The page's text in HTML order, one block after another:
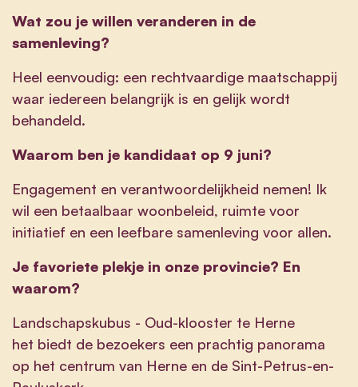
Wat zou je willen veranderen in de
samenleving?
Heel eenvoudig: een rechtvaardige maatschappij
waar iedereen belangrijk is en gelijk wordt
behandeld.
Waarom ben je kandidaat op 9 juni?
Engagement en verantwoordelijkheid nemen! Ik
wil een betaalbaar woonbeleid, ruimte voor
initiatief en een leefbare samenleving voor allen.
Je favoriete plekje in onze provincie? En
waarom?
Landschapskubus - Oud-klooster te Herne
het biedt de bezoekers een prachtig panorama
op het centrum van Herne en de Sint-Petrus-en-